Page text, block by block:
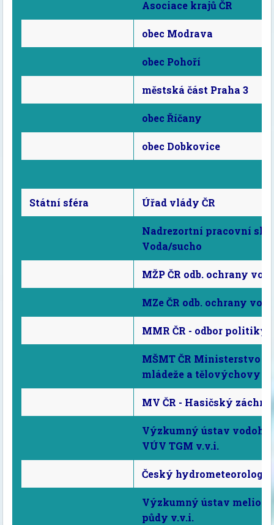
Asociace krajů ČR
obec Modrava
obec Pohoří
městská část Praha 3
obec Říčany
obec Dobkovice
Státní sféra Úřad vlády ČR
Nadrezortní pracovní
Voda/sucho
MŽP ČR odb. ochrany vod
MZe ČR odb. ochrany vod
MMR ČR - odbor politiky
MŠMT ČR Ministerstvo
mládeže a tělovýchovy
MV ČR - Hasičský
Výzkumný ústav
VÚV TGM v.v.i.
Český
Výzkumný ústav
půdy v.v.i.